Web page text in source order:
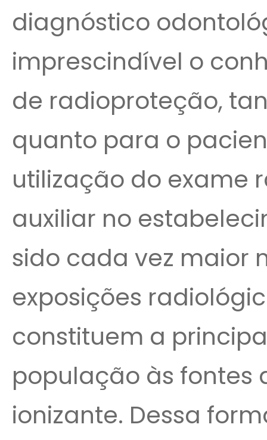
diagnóstico
imprescindível o
de radioproteção,
quanto para o
utilização do exame
auxiliar no
sido cada vez maior
exposições
constituem a
população às fontes
ionizante. Dessa